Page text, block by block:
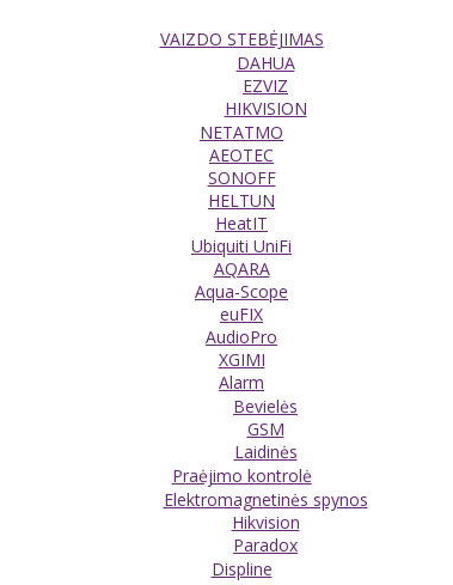
VAIZDO STEBĖJIMAS
DAHUA
EZVIZ
HIKVISION
NETATMO
AEOTEC
SONOFF
HELTUN
HeatIT
Ubiquiti UniFi
AQARA
Aqua-Scope
euFIX
AudioPro
XGIMI
Alarm
Bevielės
GSM
Laidinės
Praėjimo kontrolė
Elektromagnetinės spynos
Hikvision
Paradox
Displine